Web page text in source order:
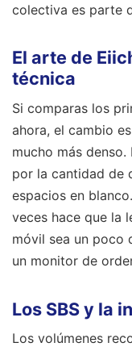
colectiva es parte
El arte de
técnica
Si comparas los
ahora, el cambio
mucho más
por la cantidad de
espacios en
veces hace que la
móvil sea un poco
un monitor de
Los SBS y la
Los volúmenes